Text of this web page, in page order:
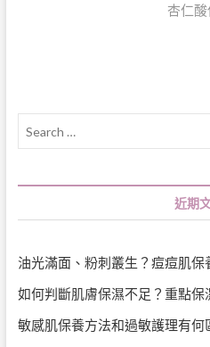
杏仁
近期
油光滿面、粉刺叢生？痘痘肌保
如何判斷肌膚保濕不足？重點保
敏感肌保養方法和過敏護理有何